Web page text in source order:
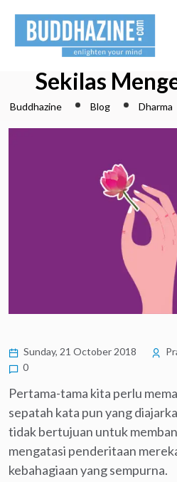
Sekilas
Buddhazine Blog Dharma
Sunday, 21 October 2018
0
Pertama-tama kita perlu
sepatah kata pun yang
tidak bertujuan untuk
mengatasi penderitaan
kebahagiaan yang sempurna.